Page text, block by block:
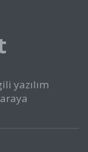
yazılım